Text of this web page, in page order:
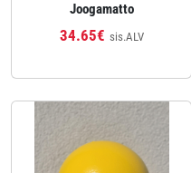
Joogamatto
34.65€ sis.ALV